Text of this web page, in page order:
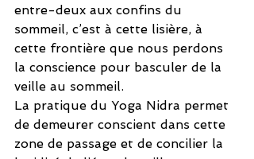
entre-deux aux confins du
sommeil, c’est à cette lisière, à
cette frontière que nous perdons
la conscience pour basculer de la
veille au sommeil.
La pratique du Yoga Nidra permet
de demeurer conscient dans cette
zone de passage et de concilier la